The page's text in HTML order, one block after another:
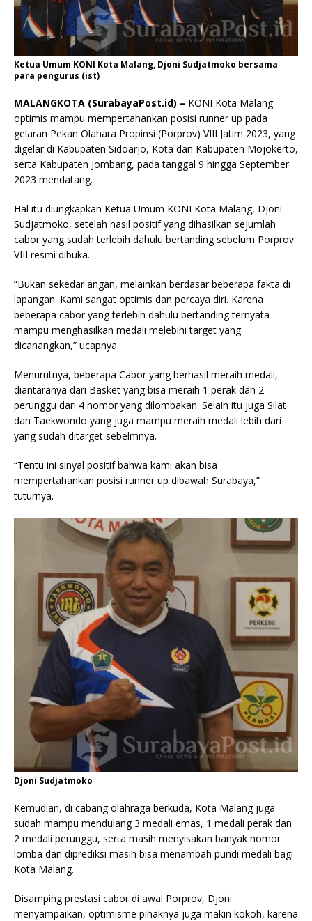
Ketua Umum KONI Kota Malang, Djoni Sudjatmoko bersama
para pengurus (ist)
MALANGKOTA (SurabayaPost.id) – KONI Kota Malang
optimis mampu mempertahankan posisi runner up pada
gelaran Pekan Olahara Propinsi (Porprov) VIII Jatim 2023, yang
digelar di Kabupaten Sidoarjo, Kota dan Kabupaten Mojokerto,
serta Kabupaten Jombang, pada tanggal 9 hingga September
2023 mendatang.
Hal itu diungkapkan Ketua Umum KONI Kota Malang, Djoni
Sudjatmoko, setelah hasil positif yang dihasilkan sejumlah
cabor yang sudah terlebih dahulu bertanding sebelum Porprov
VIII resmi dibuka.
“Bukan sekedar angan, melainkan berdasar beberapa fakta di
lapangan. Kami sangat optimis dan percaya diri. Karena
beberapa cabor yang terlebih dahulu bertanding ternyata
mampu menghasilkan medali melebihi target yang
dicanangkan,” ucapnya.
Menurutnya, beberapa Cabor yang berhasil meraih medali,
diantaranya dari Basket yang bisa meraih 1 perak dan 2
perunggu dari 4 nomor yang dilombakan. Selain itu juga Silat
dan Taekwondo yang juga mampu meraih medali lebih dari
yang sudah ditarget sebelmnya.
“Tentu ini sinyal positif bahwa kami akan bisa
mempertahankan posisi runner up dibawah Surabaya,”
tuturnya.
Djoni Sudjatmoko
Kemudian, di cabang olahraga berkuda, Kota Malang juga
sudah mampu mendulang 3 medali emas, 1 medali perak dan
2 medali perunggu, serta masih menyisakan banyak nomor
lomba dan diprediksi masih bisa menambah pundi medali bagi
Kota Malang.
Disamping prestasi cabor di awal Porprov, Djoni
menyampaikan, optimisme pihaknya juga makin kokoh, karena